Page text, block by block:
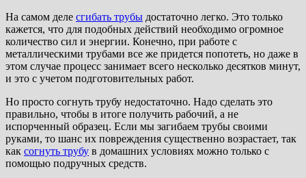
На самом деле сгибать трубы достаточно легко. Это только
кажется, что для подобных действий необходимо огромное
количество сил и энергии. Конечно, при работе с
металлическими трубами все же придется попотеть, но даже в
этом случае процесс занимает всего несколько десятков минут,
и это с учетом подготовительных работ.
Но просто согнуть трубу недостаточно. Надо сделать это
правильно, чтобы в итоге получить рабочий, а не
испорченный образец. Если мы загибаем трубы своими
руками, то шанс их повреждения существенно возрастает, так
как согнуть трубу в домашних условиях можно только с
помощью подручных средств.